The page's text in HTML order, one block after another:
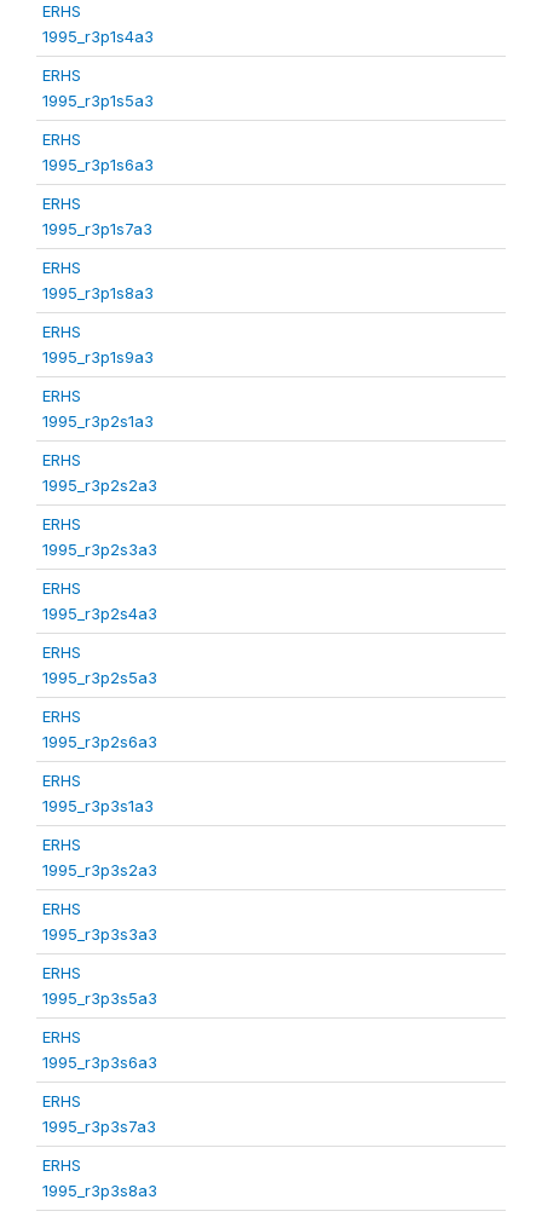
ERHS
1995_r3p1s4a3
ERHS
1995_r3p1s5a3
ERHS
1995_r3p1s6a3
ERHS
1995_r3p1s7a3
ERHS
1995_r3p1s8a3
ERHS
1995_r3p1s9a3
ERHS
1995_r3p2s1a3
ERHS
1995_r3p2s2a3
ERHS
1995_r3p2s3a3
ERHS
1995_r3p2s4a3
ERHS
1995_r3p2s5a3
ERHS
1995_r3p2s6a3
ERHS
1995_r3p3s1a3
ERHS
1995_r3p3s2a3
ERHS
1995_r3p3s3a3
ERHS
1995_r3p3s5a3
ERHS
1995_r3p3s6a3
ERHS
1995_r3p3s7a3
ERHS
1995_r3p3s8a3